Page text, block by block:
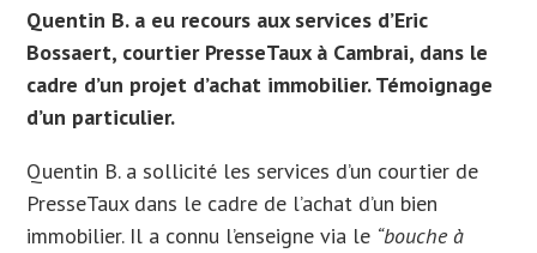
Quentin B. a eu recours aux services d’Eric
Bossaert, courtier PresseTaux à Cambrai, dans le
cadre d’un projet d’achat immobilier. Témoignage
d’un particulier.
Quentin B. a sollicité les services d’un courtier de
PresseTaux dans le cadre de l’achat d’un bien
immobilier. Il a connu l’enseigne via le “bouche à